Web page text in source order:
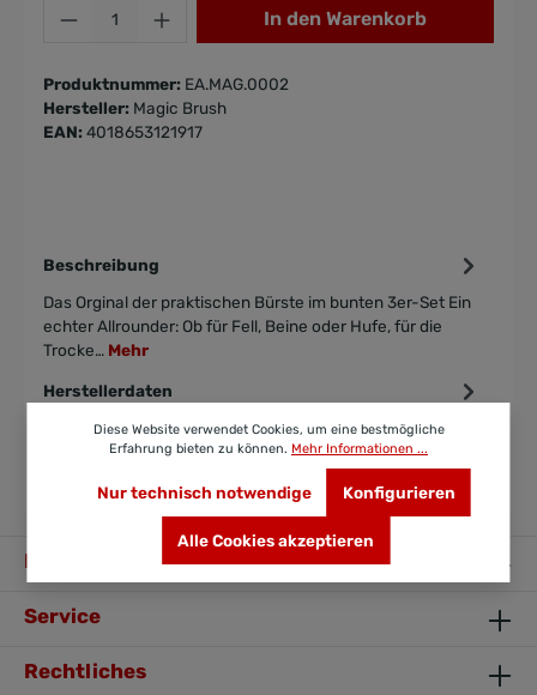
In den Warenkorb
Produktnummer: EA.MAG.0002
Hersteller: Magic Brush
EAN: 4018653121917
Beschreibung
Das Orginal der praktischen Bürste im bunten 3er-Set Ein
echter Allrounder: Ob für Fell, Beine oder Hufe, für die
Trocke… Mehr
Herstellerdaten
Bewertungen
Ihr Kontakt zu uns
Service
Rechtliches
Diese Website verwendet Cookies, um eine bestmögliche
Erfahrung bieten zu können. Mehr Informationen ...
Nur technisch notwendige Konfigurieren
Alle Cookies akzeptieren